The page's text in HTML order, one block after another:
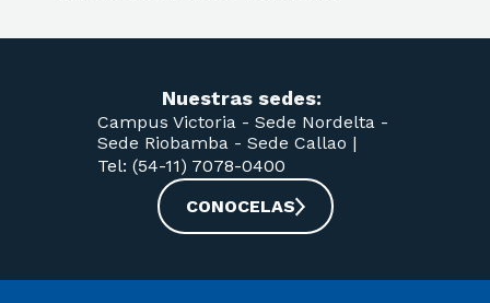
Nuestras sedes:
Campus Victoria - Sede Nordelta -
Sede Riobamba - Sede Callao |
Tel: (54-11) 7078-0400
CONOCELAS